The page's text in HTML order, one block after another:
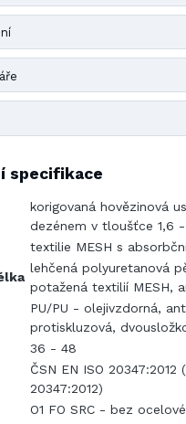
specifikace
korigovaná hovězinová
dezénem v tloušťce 1,6
textilie MESH s
lehčená polyuretanová
potažená textilií MESH,
PU/PU - olejivzdorná,
protiskluzová,
36 - 48
ČSN EN ISO 20347:2012
20347:2012)
O1 FO SRC - bez